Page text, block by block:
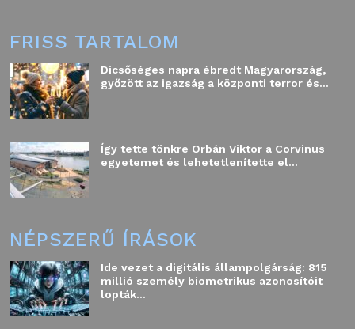
FRISS TARTALOM
Dicsőséges napra ébredt Magyarország,
győzött az igazság a központi terror és...
Így tette tönkre Orbán Viktor a Corvinus
egyetemet és lehetetlenítette el...
NÉPSZERŰ ÍRÁSOK
Ide vezet a digitális állampolgárság: 815
millió személy biometrikus azonosítóit
lopták...